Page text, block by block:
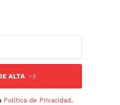
ALTA
Política de Privacidad .